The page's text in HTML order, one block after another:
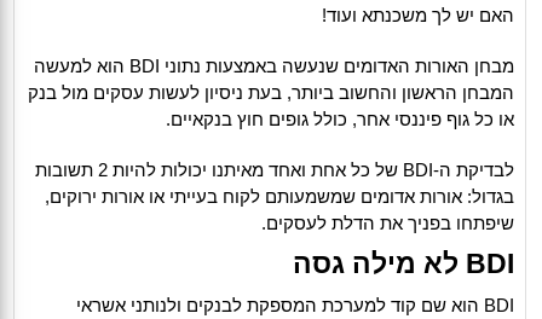
האם יש לך משכנתא ועוד!
מבחן האורות האדומים שנעשה באמצעות נתוני BDI הוא למעשה
המבחן הראשון והחשוב ביותר, בעת ניסיון לעשות עסקים מול בנק
או כל גוף פיננסי אחר, כולל גופים חוץ בנקאיים.
לבדיקת ה-BDI של כל אחת ואחד מאיתנו יכולות להיות 2 תשובות
בגדול: אורות אדומים שמשמעותם לקוח בעייתי או אורות ירוקים,
שיפתחו בפניך את הדלת לעסקים.
BDI לא מילה גסה
BDI הוא שם קוד למערכת המספקת לבנקים ולנותני אשראי